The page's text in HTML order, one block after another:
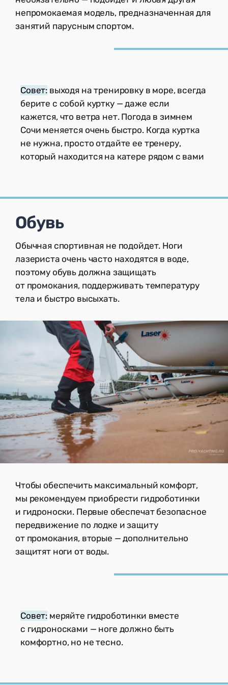
непромокаемая модель, предназначенная для
занятий парусным спортом.
Совет: выходя на тренировку в море, всегда
берите с собой куртку — даже если
кажется, что ветра нет. Погода в зимнем
Сочи меняется очень быстро. Когда куртка
не нужна, просто отдайте ее тренеру,
который находится на катере рядом с вами
Обувь
Обычная спортивная не подойдет. Ноги
лазериста очень часто находятся в воде,
поэтому обувь должна защищать
от промокания, поддерживать температуру
тела и быстро высыхать.
Чтобы обеспечить максимальный комфорт,
мы рекомендуем приобрести гидроботинки
и гидроноски. Первые обеспечат безопасное
передвижение по лодке и защиту
от промокания, вторые — дополнительно
защитят ноги от воды.
Совет: меряйте гидроботинки вместе
с гидроносками — ноге должно быть
комфортно, но не тесно.